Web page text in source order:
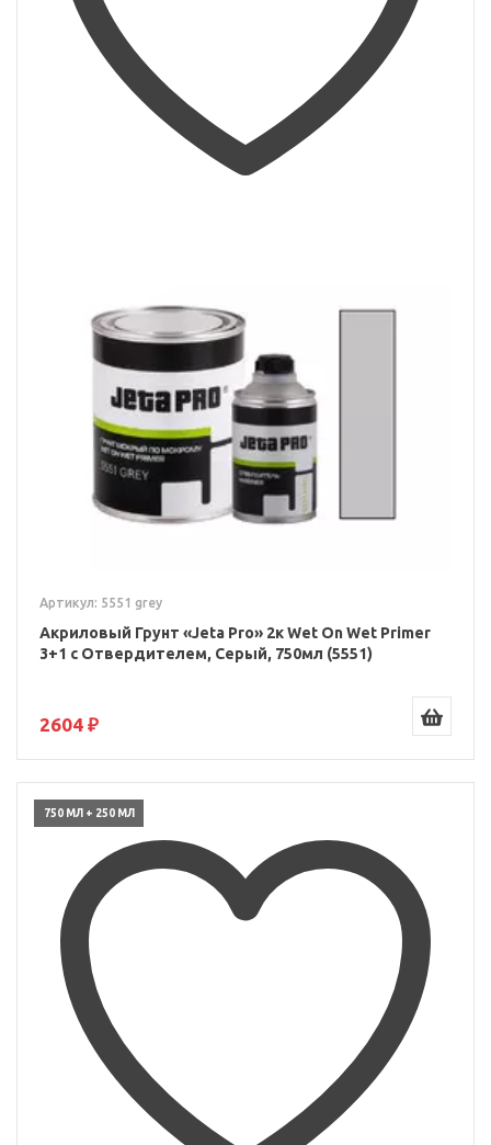
Артикул: 5551 grey
Акриловый Грунт «Jeta Pro» 2к Wet On Wet Primer
3+1 с Отвердителем, Серый, 750мл (5551)
2604 ₽
750 МЛ + 250 МЛ